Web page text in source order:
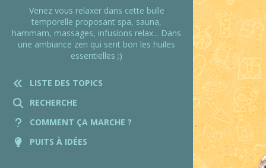
Venez vous relaxer dans cette bulle
temporelle proposant spa, sauna,
hammam, massages, infusions relax... Dans
une ambiance zen qui sent bon les huiles
essentielles ;)
LISTE DES TOPICS
RECHERCHE
COMMENT ÇA MARCHE ?
PUITS À IDÉES